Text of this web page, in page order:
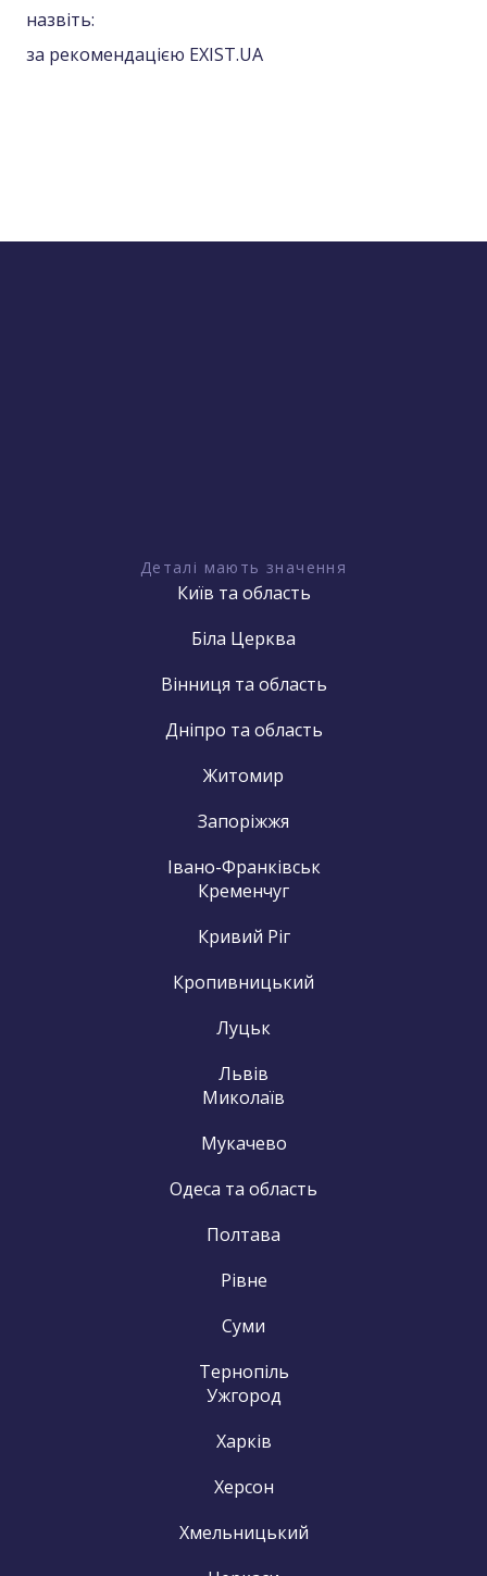
назвіть:
за рекомендацією EXIST.UA
Деталі мають значення
Київ та область
Біла Церква
Вінниця та область
Дніпро та область
Житомир
Запоріжжя
Івано-Франківськ
Кременчуг
Кривий Ріг
Кропивницький
Луцьк
Львів
Миколаїв
Мукачево
Одеса та область
Полтава
Рівне
Суми
Тернопіль
Ужгород
Харків
Херсон
Хмельницький